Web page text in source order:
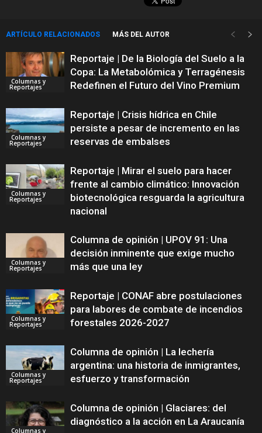
ARTÍCULO RELACIONADOS MÁS DEL AUTOR
Columnas y
Reportajes
Reportaje | De la Biología del Suelo a la
Copa: La Metabolómica y Terragénesis
Redefinen el Futuro del Vino Premium
Columnas y
Reportajes
Reportaje | Crisis hídrica en Chile
persiste a pesar de incremento en las
reservas de embalses
Columnas y
Reportajes
Reportaje | Mirar el suelo para hacer
frente al cambio climático: Innovación
biotecnológica resguarda la agricultura
nacional
Columnas y
Reportajes
Columna de opinión | UPOV 91: Una
decisión inminente que exige mucho
más que una ley
Columnas y
Reportajes
Reportaje | CONAF abre postulaciones
para labores de combate de incendios
forestales 2026-2027
Columnas y
Reportajes
Columna de opinión | La lechería
argentina: una historia de inmigrantes,
esfuerzo y transformación
Columnas y
Columna de opinión | Glaciares: del
diagnóstico a la acción en La Araucanía